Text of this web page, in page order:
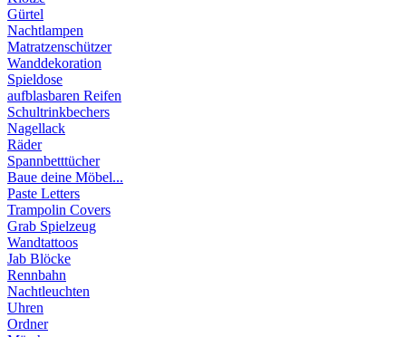
Gürtel
Nachtlampen
Matratzenschützer
Wanddekoration
Spieldose
aufblasbaren Reifen
Schultrinkbechers
Nagellack
Räder
Spannbetttücher
Baue deine Möbel...
Paste Letters
Trampolin Covers
Grab Spielzeug
Wandtattoos
Jab Blöcke
Rennbahn
Nachtleuchten
Uhren
Ordner